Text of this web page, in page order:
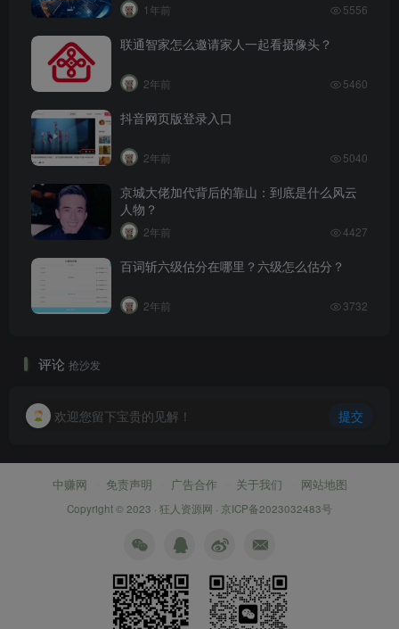
1年前 5556
联通智家怎么邀请家人一起看摄像头？
2年前 5460
抖音网页版登录入口
2年前 5040
京城大佬加代背后的靠山：到底是什么风云
人物？
2年前 4427
百词斩六级估分在哪里？六级怎么估分？
2年前 3732
评论 抢沙发
欢迎您留下宝贵的见解！ 提交
中赚网 免责声明 广告合作 关于我们 网站地图
Copyright © 2023 · 狂人资源网 · 京ICP备2023032483号